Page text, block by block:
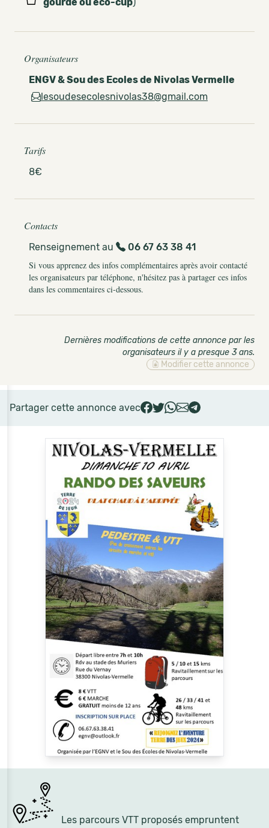
Les parcours VTT proposés empruntent
Organisateurs
ENGV & Sou des Ecoles de Nivolas Vermelle
lesoudesecolesnivolas38@gmail.com
Tarifs
8€
Contacts
Renseignement au
06 67 63 38 41
Si vous apprenez des infos complémentaires après avoir contacté
les organisateurs par téléphone, n'hésitez pas à partager ces infos
dans les commentaires ci-dessous.
Dernières modifications de cette annonce par les
organisateurs il y a presque 3 ans.
Modifier cette annonce
Partager cette annonce avec